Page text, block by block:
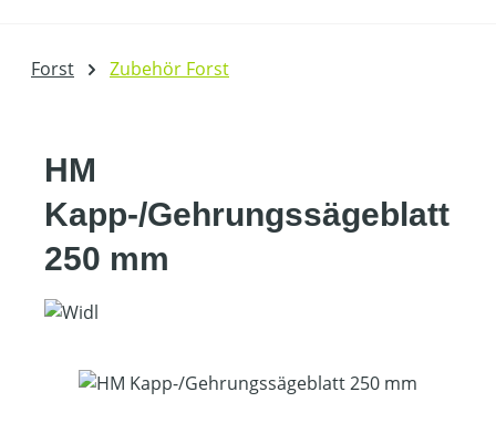
Forst Zubehör Forst
HM
Kapp-/Gehrungssägeblatt
250 mm
Bildergalerie überspringen